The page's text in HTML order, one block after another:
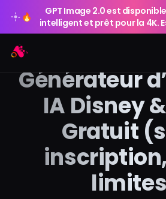
🔥
GPT Image 2.0 est
intelligent et prêt pour la 4K.
Chat IA
Étude IA
🔥
GPT Image 2.0 est disponible :
intelligent et prêt pour la 4K.
Générateur
IA Disney
Gratuit